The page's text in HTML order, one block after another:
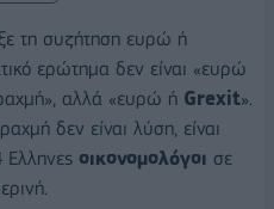
τη συζήτηση ευρώ ή
ερώτημα δεν είναι «ευρώ
αλλά «ευρώ ή Grexit».
δεν είναι λύση, είναι
Ελληνες οικονομολόγοι σε